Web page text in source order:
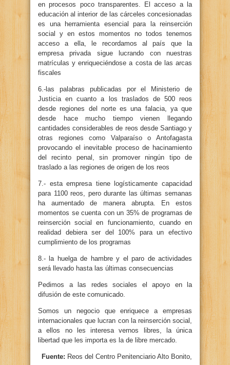
en procesos poco transparentes. El acceso a la
educación al interior de las cárceles concesionadas
es una herramienta esencial para la reinserción
social y en estos momentos no todos tenemos
acceso a ella, le recordamos al país que la
empresa privada sigue lucrando con nuestras
matrículas y enriqueciéndose a costa de las arcas
fiscales
6.-las palabras publicadas por el Ministerio de
Justicia en cuanto a los traslados de 500 reos
desde regiones del norte es una falacia, ya que
desde hace mucho tiempo vienen llegando
cantidades considerables de reos desde Santiago y
otras regiones como Valparaíso o Antofagasta
provocando el inevitable proceso de hacinamiento
del recinto penal, sin promover ningún tipo de
traslado a las regiones de origen de los reos
7.- esta empresa tiene logísticamente capacidad
para 1100 reos, pero durante las últimas semanas
ha aumentado de manera abrupta. En estos
momentos se cuenta con un 35% de programas de
reinserción social en funcionamiento, cuando en
realidad debiera ser del 100% para un efectivo
cumplimiento de los programas
8.- la huelga de hambre y el paro de actividades
será llevado hasta las últimas consecuencias
Pedimos a las redes sociales el apoyo en la
difusión de este comunicado.
Somos un negocio que enriquece a empresas
internacionales que lucran con la reinserción social,
a ellos no les interesa vernos libres, la única
libertad que les importa es la de libre mercado.
Fuente: Reos del Centro Penitenciario Alto Bonito,